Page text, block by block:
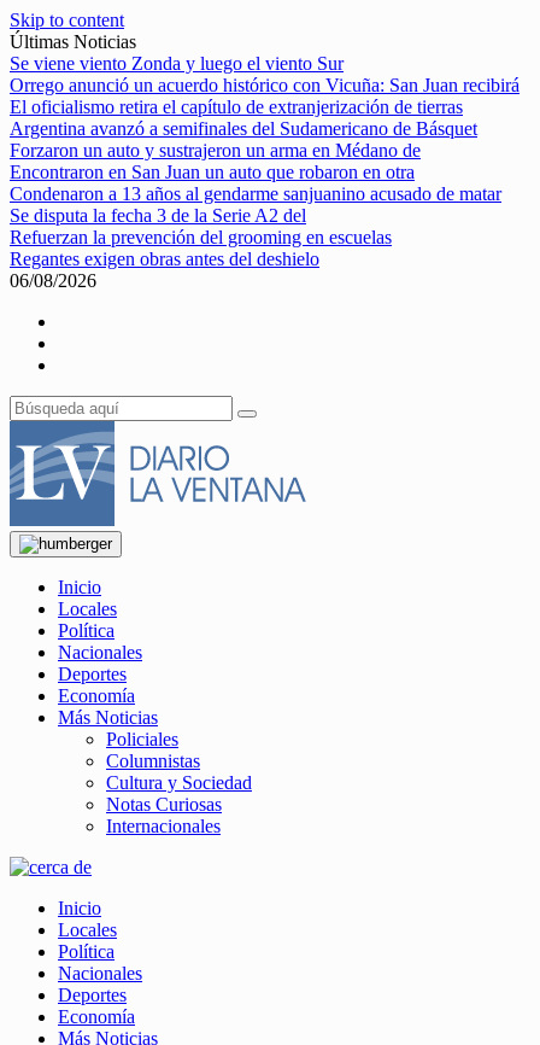
Skip to content
Últimas Noticias
Se viene viento Zonda y luego el viento Sur
Orrego anunció un acuerdo histórico con Vicuña: San Juan recibirá
El oficialismo retira el capítulo de extranjerización de tierras
Argentina avanzó a semifinales del Sudamericano de Básquet
Forzaron un auto y sustrajeron un arma en Médano de
Encontraron en San Juan un auto que robaron en otra
Condenaron a 13 años al gendarme sanjuanino acusado de matar
Se disputa la fecha 3 de la Serie A2 del
Refuerzan la prevención del grooming en escuelas
Regantes exigen obras antes del deshielo
06/08/2026
Inicio
Locales
Política
Nacionales
Deportes
Economía
Más Noticias
Policiales
Columnistas
Cultura y Sociedad
Notas Curiosas
Internacionales
Inicio
Locales
Política
Nacionales
Deportes
Economía
Más Noticias